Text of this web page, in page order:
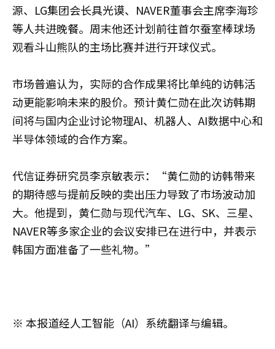
源、LG集团会长具光谟、NAVER董事会主席李海珍
等人共进晚餐。周末他还计划前往首尔蚕室棒球场
观看斗山熊队的主场比赛并进行开球仪式。
市场普遍认为，实际的合作成果将比单纯的访韩活
动更能影响未来的股价。预计黄仁勋在此次访韩期
间将与国内企业讨论物理AI、机器人、AI数据中心和
半导体领域的合作方案。
代信证券研究员李京敏表示：“黄仁勋的访韩带来
的期待感与提前反映的卖出压力导致了市场波动加
大。他提到，黄仁勋与现代汽车、LG、SK、三星、
NAVER等多家企业的会议安排已在进行中，并表示
韩国方面准备了一些礼物。”
※ 本报道经人工智能（AI）系统翻译与编辑。